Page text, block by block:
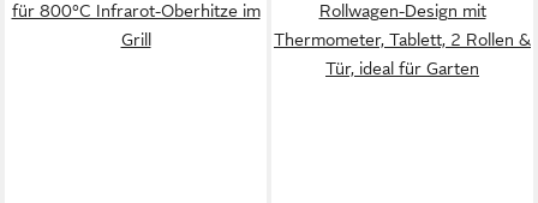
für 800°C Infrarot-Oberhitze im
Grill
Rollwagen-Design mit
Thermometer, Tablett, 2 Rollen &
Tür, ideal für Garten